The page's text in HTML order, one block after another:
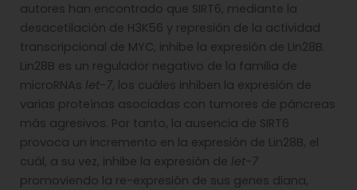
autores han encontrado que SIRT6, mediante la
desacetilación de H3K56 y represión de la actividad
transcripcional de MYC, inhibe la expresión de Lin28B.
Lin28B es un regulador negativo de la familia de
microRNAs let-7, los cuáles inhiben la expresión de
varias proteínas asociadas con tumores de páncreas
más agresivos. Por tanto, la ausencia de SIRT6
provoca un incremento en la expresión de Lin28B, el
cuál, a su vez, inhibe la expresión de let-7
promoviendo la re-expresión de sus genes diana,